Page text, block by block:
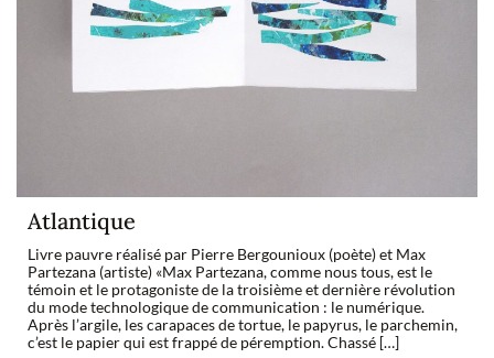
Atlantique
Livre pauvre réalisé par Pierre Bergounioux (poète) et Max
Partezana (artiste) «Max Partezana, comme nous tous, est le
témoin et le protagoniste de la troisième et dernière révolution
du mode technologique de communication : le numérique.
Après l’argile, les carapaces de tortue, le papyrus, le parchemin,
c’est le papier qui est frappé de péremption. Chassé […]